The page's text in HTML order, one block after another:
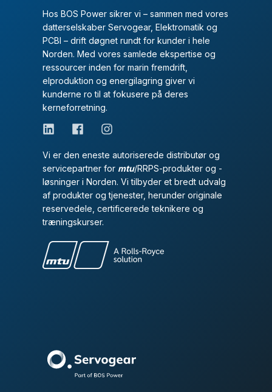
Hos BOS Power sikrer vi – sammen med vores
datterselskaber Servogear, Elektromatik og
PCBI – drift døgnet rundt for kunder i hele
Norden. Med vores samlede ekspertise og
ressourcer inden for marin fremdrift,
elproduktion og energilagring giver vi
kunderne ro til at fokusere på deres
kerneforretning.
Vi er den eneste autoriserede distributør og
servicepartner for mtu/RRPS-produkter og -
løsninger i Norden. Vi tilbyder et bredt udvalg
af produkter og tjenester, herunder originale
reservedele, certificerede teknikere og
træningskurser.